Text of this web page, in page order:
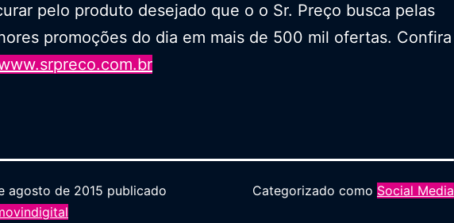
pelo produto desejado que o o Sr. Preço busca pelas
promoções do dia em mais de 500 mil ofertas. Confira
agosto de 2015 publicado
Categorizado como Social Media